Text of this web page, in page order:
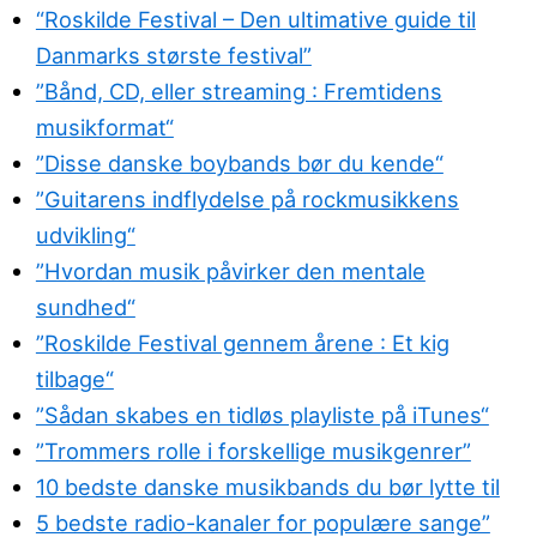
“Roskilde Festival – Den ultimative guide til
Danmarks største festival”
”Bånd, CD, eller streaming : Fremtidens
musikformat“
”Disse danske boybands bør du kende“
”Guitarens indflydelse på rockmusikkens
udvikling“
”Hvordan musik påvirker den mentale
sundhed“
”Roskilde Festival gennem årene : Et kig
tilbage“
”Sådan skabes en tidløs playliste på iTunes“
”Trommers rolle i forskellige musikgenrer”
10 bedste danske musikbands du bør lytte til
5 bedste radio-kanaler for populære sange”